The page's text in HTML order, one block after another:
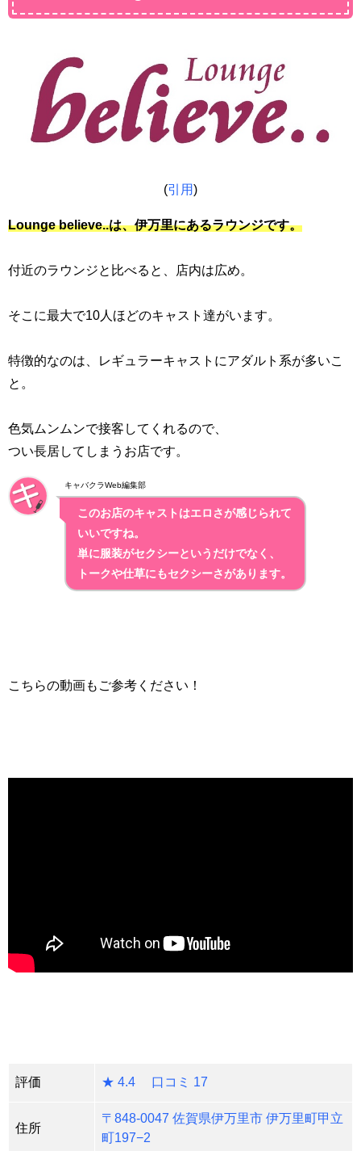
(引用)
Lounge believe..は、伊万里にあるラウンジです。
付近のラウンジと比べると、店内は広め。
そこに最大で10人ほどのキャスト達がいます。
特徴的なのは、レギュラーキャストにアダルト系が多いこ
と。
色気ムンムンで接客してくれるので、
つい長居してしまうお店です。
キャバクラWeb編集部
このお店のキャストはエロさが感じられて
いいですね。
単に服装がセクシーというだけでなく、
トークや仕草にもセクシーさがあります。
こちらの動画もご参考ください！
評価 ★ 4.4 口コミ 17
住所
〒848-0047 佐賀県伊万里市 伊万里町甲立
町197−2